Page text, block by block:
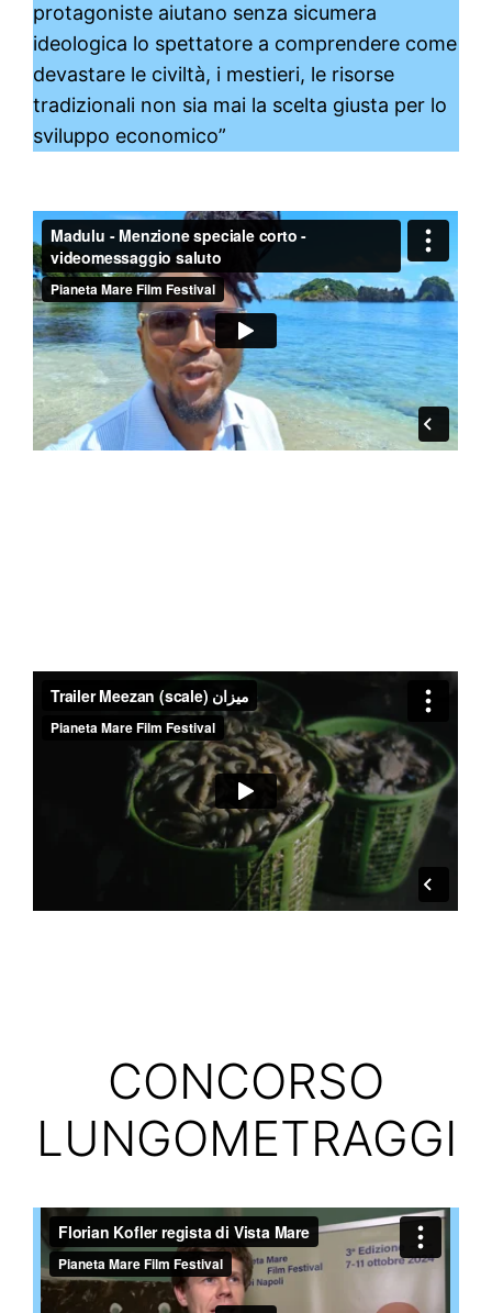
protagoniste aiutano senza sicumera
ideologica lo spettatore a comprendere come
devastare le civiltà, i mestieri, le risorse
tradizionali non sia mai la scelta giusta per lo
sviluppo economico”
CONCORSO
LUNGOMETRAGGI